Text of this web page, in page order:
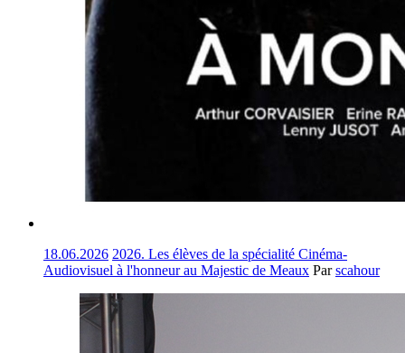
18.06.2026 2026. Les élèves de la spécialité Cinéma-
Audiovisuel à l'honneur au Majestic de Meaux Parscahour